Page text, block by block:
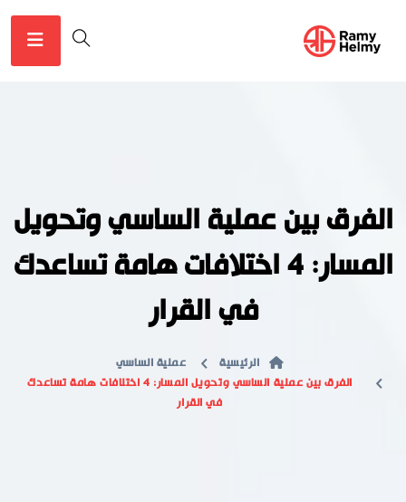
الفرق بين عملية الساسي وتحويل
المسار: 4 اختلافات هامة تساعدك
في القرار
الرئيسية
عملية الساسي
الفرق بين عملية الساسي وتحويل المسار: 4 اختلافات هامة تساعدك
في القرار